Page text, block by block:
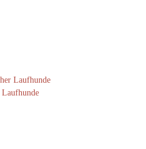
Laufhunde
Laufhunde